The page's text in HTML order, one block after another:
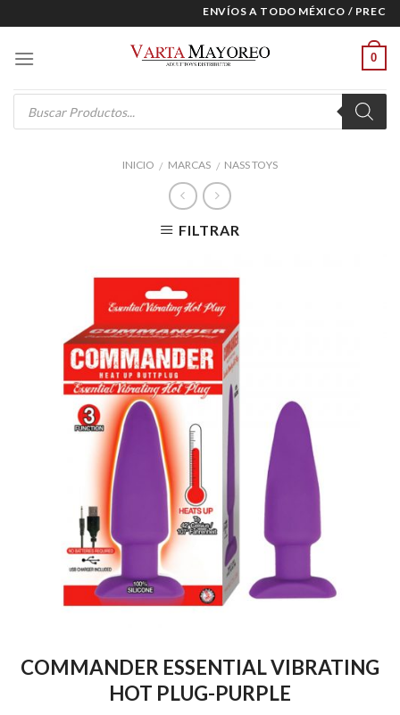
to
content
ENVÍOS A TODO MÉXICO / PRECIOS
0
Products
search
INICIO / MARCAS / NASS TOYS
FILTRAR
COMMANDER ESSENTIAL VIBRATING
HOT PLUG-PURPLE